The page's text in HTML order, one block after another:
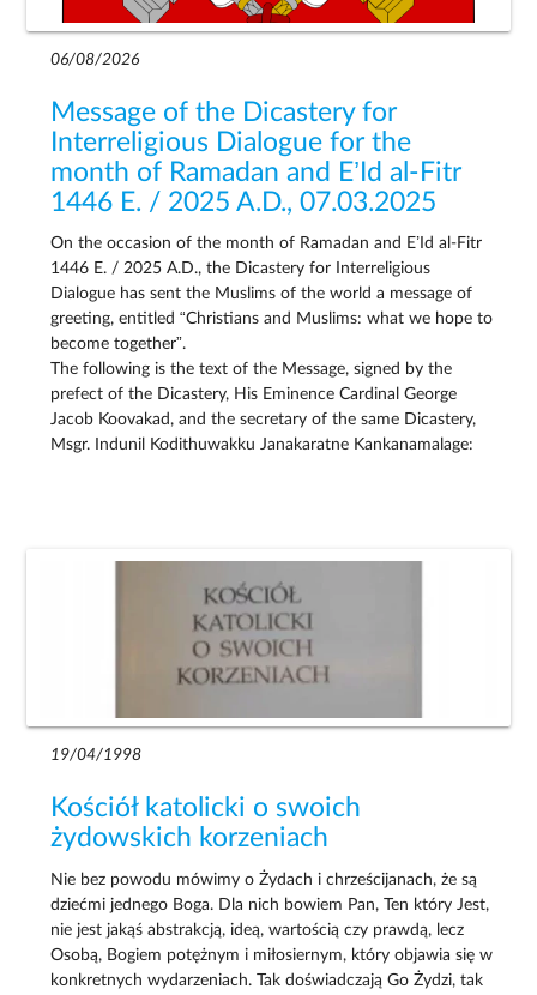
06/08/2026
Message of the Dicastery for
Interreligious Dialogue for the
month of Ramadan and E’Id al-Fitr
1446 E. / 2025 A.D., 07.03.2025
On the occasion of the month of Ramadan and E’Id al-Fitr
1446 E. / 2025 A.D., the Dicastery for Interreligious
Dialogue has sent the Muslims of the world a message of
greeting, entitled “Christians and Muslims: what we hope to
become together”.
The following is the text of the Message, signed by the
prefect of the Dicastery, His Eminence Cardinal George
Jacob Koovakad, and the secretary of the same Dicastery,
Msgr. Indunil Kodithuwakku Janakaratne Kankanamalage:
19/04/1998
Kościół katolicki o swoich
żydowskich korzeniach
Nie bez powodu mówimy o Żydach i chrześcijanach, że są
dziećmi jednego Boga. Dla nich bowiem Pan, Ten który Jest,
nie jest jakąś abstrakcją, ideą, wartością czy prawdą, lecz
Osobą, Bogiem potężnym i miłosiernym, który objawia się w
konkretnych wydarzeniach. Tak doświadczają Go Żydzi, tak